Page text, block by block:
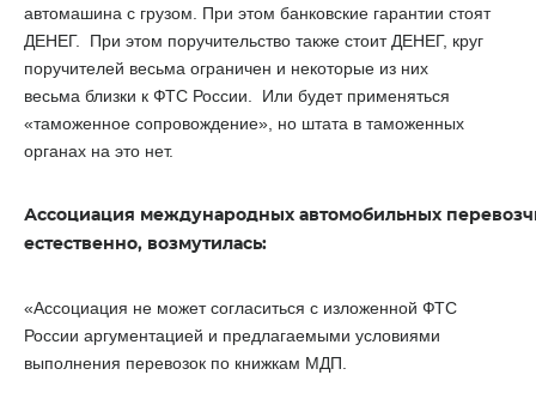
автомашина с грузом. При этом банковские гарантии стоят
ДЕНЕГ. При этом поручительство также стоит ДЕНЕГ, круг
поручителей весьма ограничен и некоторые из них
весьма близки к ФТС России. Или будет применяться
«таможенное сопровождение», но штата в таможенных
органах на это нет.
Ассоциация международных автомобильных
естественно, возмутилась:
«Ассоциация не может согласиться с изложенной ФТС
России аргументацией и предлагаемыми условиями
выполнения перевозок по книжкам МДП.